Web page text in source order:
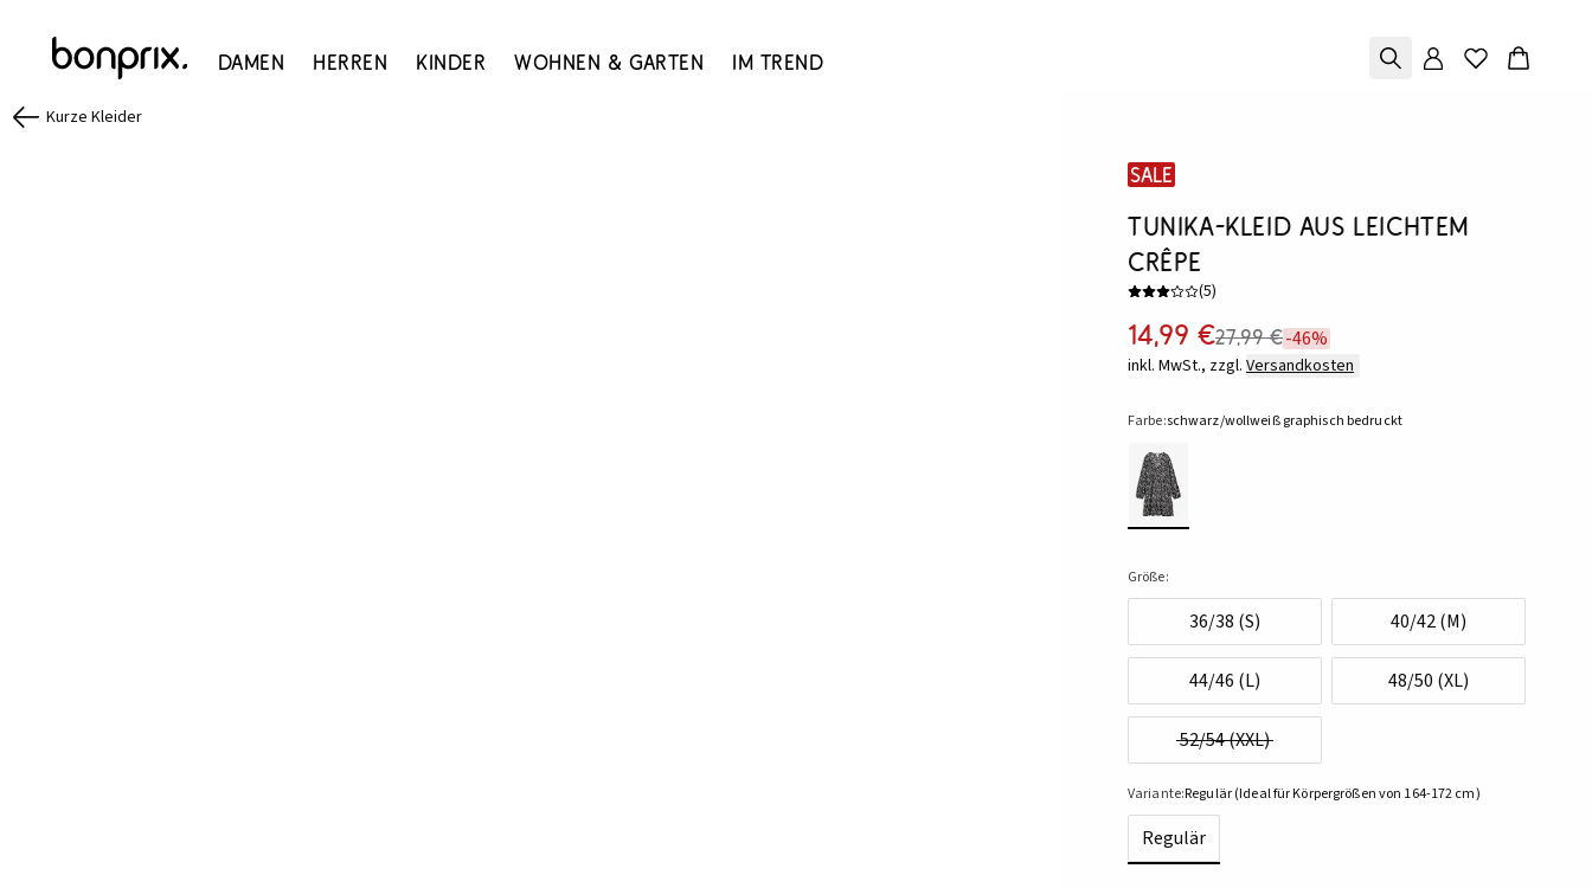
Damen Herren Kinder Wohnen & Garten Im Trend
Kurze Kleider
SALE
Tunika-Kleid aus leichtem
Crêpe
(5)
14,99 €27,99 €-46%
inkl. MwSt., zzgl. Versandkosten
Farbe:schwarz/wollweiß graphisch bedruckt
Größe:
36/38 (S) 40/42 (M)
44/46 (L) 48/50 (XL)
52/54 (XXL)
Variante:Regulär (Ideal für Körpergrößen von 164-172 cm)
Regulär